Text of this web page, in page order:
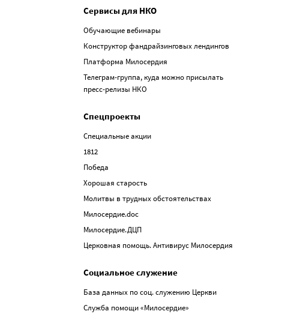
Сервисы для НКО
Обучающие вебинары
Конструктор фандрайзинговых лендингов
Платформа Милосердия
Телеграм-группа, куда можно присылать
пресс-релизы НКО
Спецпроекты
Специальные акции
1812
Победа
Хорошая старость
Молитвы в трудных обстоятельствах
Милосердие.doc
Милосердие.ДЦП
Церковная помощь. Антивирус Милосердия
Социальное служение
База данных по соц. служению Церкви
Служба помощи «Милосердие»